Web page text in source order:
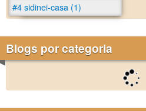
#4 sidinei-casa (1)
Blogs por categoria